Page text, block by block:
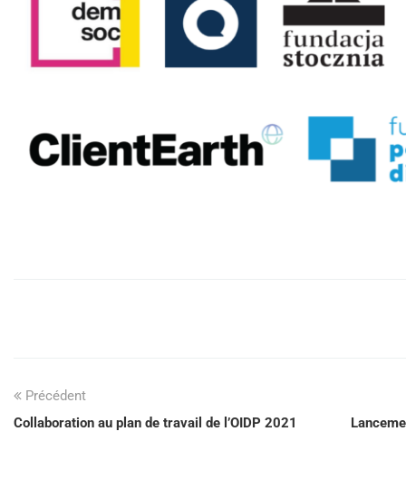
Précédent
Collaboration au plan de travail de l’OIDP 2021